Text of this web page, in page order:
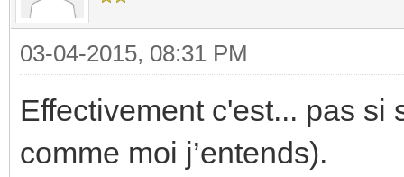
03-04-2015, 08:31 PM
Effectivement c'est... pas
comme moi j’entends).